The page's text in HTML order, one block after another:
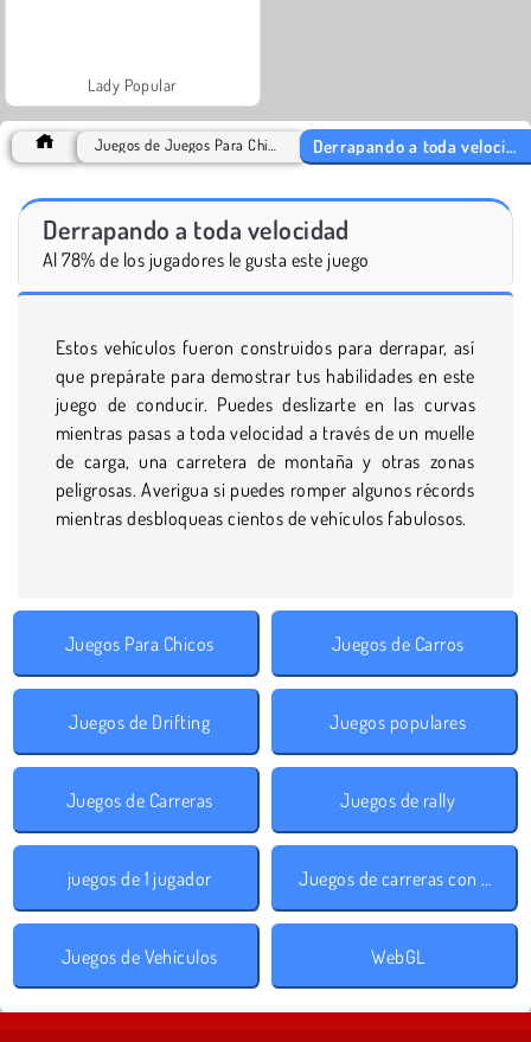
Lady Popular
Derrapando a toda velocidad
Al 78% de los jugadores le gusta este juego
Estos vehículos fueron construidos para derrapar, así
que prepárate para demostrar tus habilidades en este
juego de conducir. Puedes deslizarte en las curvas
mientras pasas a toda velocidad a través de un muelle
de carga, una carretera de montaña y otras zonas
peligrosas. Averigua si puedes romper algunos récords
mientras desbloqueas cientos de vehículos fabulosos.
Juegos Para Chicos Juegos de Carros
Juegos de Drifting Juegos populares
Juegos de Carreras Juegos de rally
juegos de 1 jugador Juegos de carreras con cuestas
Juegos de Vehículos WebGL